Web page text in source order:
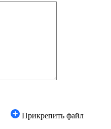
Прикрепить файл